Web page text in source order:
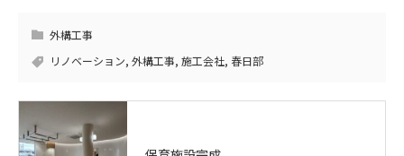
外構工事
リノベーション, 外構工事, 施工会社, 春日部